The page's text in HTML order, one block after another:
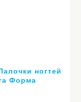
ногтей
Форма